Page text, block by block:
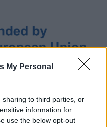
My Personal
to third parties, or
information for
use the below opt-out